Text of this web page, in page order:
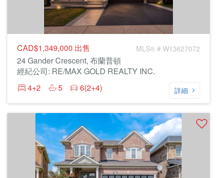
CAD$1,349,000 出售 MLS® # W13627072
24 Gander Crescent, 布蘭普頓
經紀公司: RE/MAX GOLD REALTY INC.
4+2
5 6(2+4) 詳細